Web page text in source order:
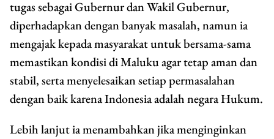
tugas sebagai Gubernur dan Wakil Gubernur,
diperhadapkan dengan banyak masalah, namun ia
mengajak kepada masyarakat untuk bersama-sama
memastikan kondisi di Maluku agar tetap aman dan
stabil, serta menyelesaikan setiap permasalahan
dengan baik karena Indonesia adalah negara Hukum.
Lebih lanjut ia menambahkan jika menginginkan